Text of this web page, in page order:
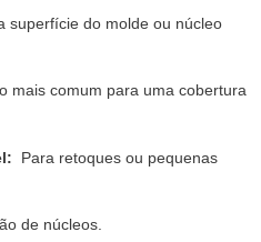
superfície do molde ou núcleo
mais comum para uma cobertura
Para retoques ou pequenas
de núcleos.